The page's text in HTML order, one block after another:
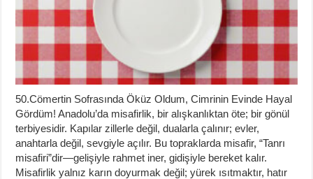
50.Cömertin Sofrasında Öküz Oldum, Cimrinin Evinde Hayal
Gördüm! Anadolu’da misafirlik, bir alışkanlıktan öte; bir gönül
terbiyesidir. Kapılar zillerle değil, dualarla çalınır; evler,
anahtarla değil, sevgiyle açılır. Bu topraklarda misafir, “Tanrı
misafiri”dir—gelişiyle rahmet iner, gidişiyle bereket kalır.
Misafirlik yalnız karın doyurmak değil; yürek ısıtmaktır, hatır